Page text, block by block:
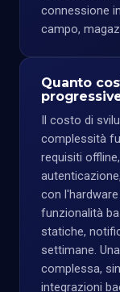
connessione
campo,
Quanto
Il costo di
complessità
requisiti
con
funzionalità
statiche,
settimane.
complessa,
integrazioni